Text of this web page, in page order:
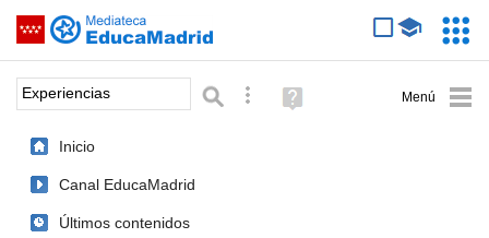
Saltar navegación
Palabra o frase: Búsqueda avanzada
Ayuda
(en
Inicio
Canal EducaMadrid
Últimos contenidos